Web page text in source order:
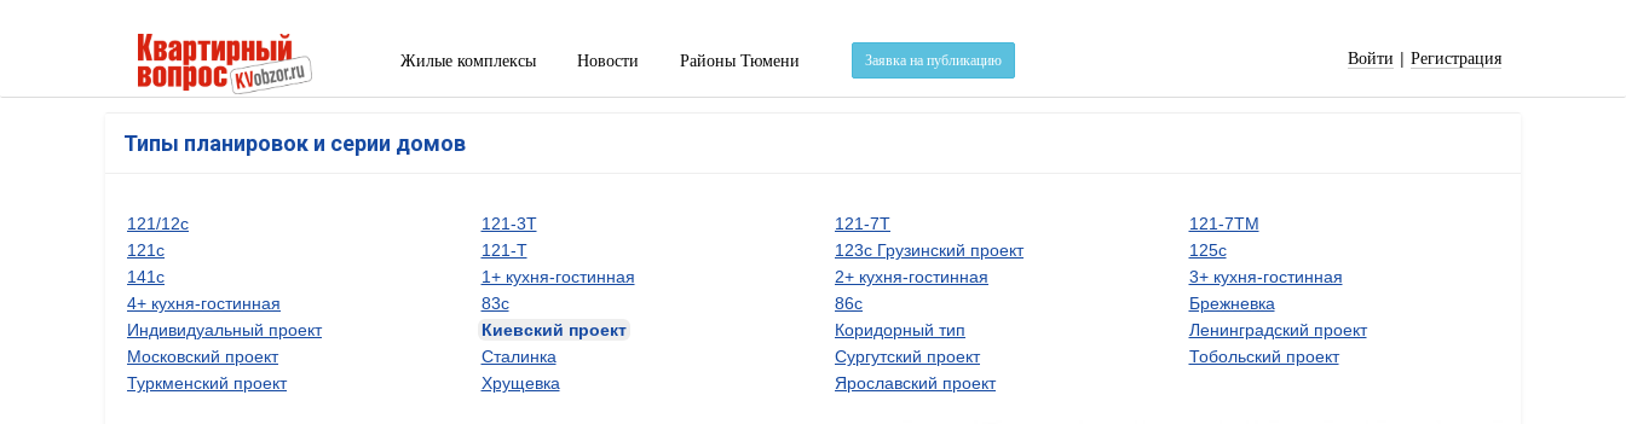
Жилые комплексы Новости Районы Тюмени Заявка на публикацию Войти | Регистрация
Типы планировок и серии домов
121/12с 121-3Т 121-7Т
121-7ТМ
121с
121-Т 123с Грузинский проект
125с
141с
1+ кухня-гостинная 2+ кухня-гостинная
3+ кухня-гостинная
4+ кухня-гостинная
83с 86с
Брежневка
Индивидуальный проект
Киевский проект Коридорный тип
Ленинградский проект
Московский проект
Сталинка Сургутский проект
Тобольский проект
Туркменский проект
Хрущевка Ярославский проект